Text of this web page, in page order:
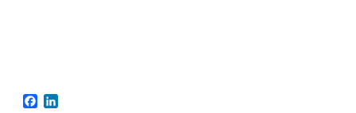
Facebook